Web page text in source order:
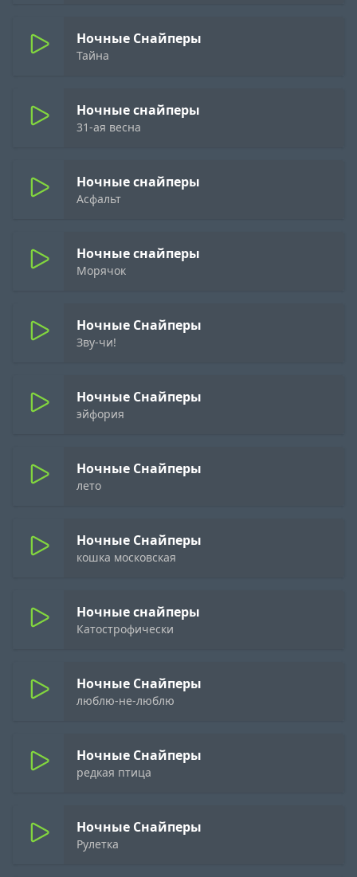
Ночные Снайперы
Тайна
Ночные снайперы
31-ая весна
Ночные снайперы
Асфальт
Ночные снайперы
Морячок
Ночные Снайперы
Зву-чи!
Ночные Снайперы
эйфория
Ночные Снайперы
лето
Ночные Снайперы
кошка московская
Ночные снайперы
Катострофически
Ночные Снайперы
люблю-не-люблю
Ночные Снайперы
редкая птица
Ночные Снайперы
Рулетка